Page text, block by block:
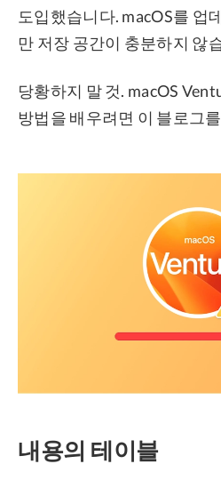
도입했습니다. macOS를 업
만 저장 공간이 충분하지 않
당황하지 말 것. macOS
방법을 배우려면 이 블로그
내용의 테이블